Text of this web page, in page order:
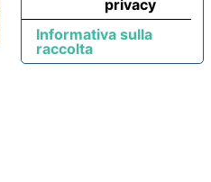
Informativa sulla
raccolta
privacy